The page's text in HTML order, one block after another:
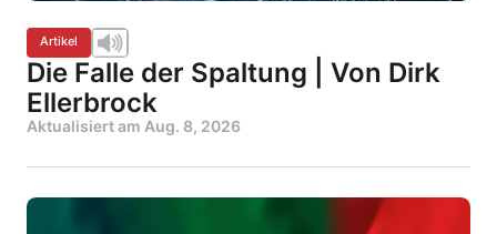
Artikel
Die Falle der Spaltung | Von Dirk
Ellerbrock
Aktualisiert am Aug. 8, 2026